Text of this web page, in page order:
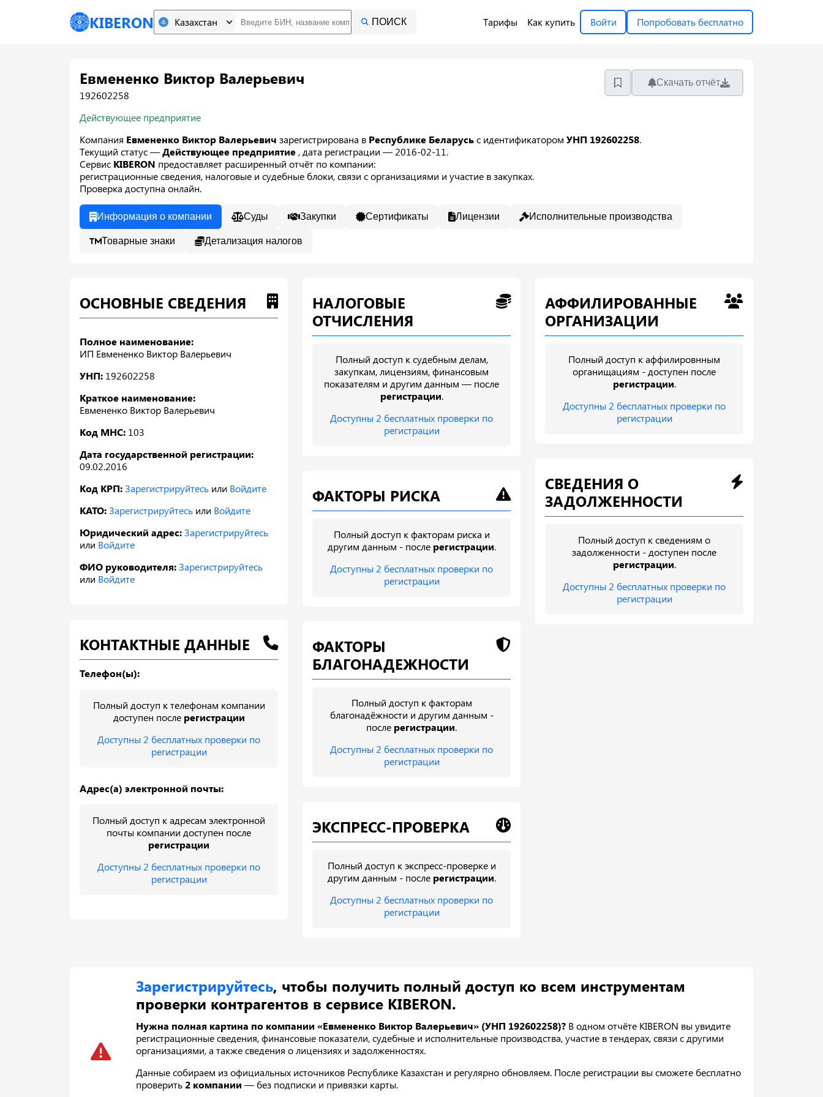
KIBERON Казахстан ПОИСК Тарифы Как купить Войти Попробовать бесплатно
Евмененко Виктор Валерьевич
192602258
Скачать отчёт
Действующее предприятие
Компания Евмененко Виктор Валерьевич зарегистрирована в Республике Беларусьс идентификатором УНП 192602258.
Текущий статус —Действующее предприятие , дата регистрации — 2016-02-11.
Сервис KIBERON предоставляет расширенный отчёт по компании:
регистрационные сведения, налоговые и судебные блоки, связи с организациями и участие в закупках.
Проверка доступна онлайн.
Информация о компании Суды Закупки Сертификаты Лицензии Исполнительные производства
Товарные знаки Детализация налогов
ОСНОВНЫЕ СВЕДЕНИЯ
Полное наименование:
ИП Евмененко Виктор Валерьевич
УНП: 192602258
Краткое наименование:
Евмененко Виктор Валерьевич
Код МНС: 103
Дата государственной регистрации:
09.02.2016
Код КРП:Зарегистрируйтесь или Войдите
КАТО:Зарегистрируйтесь или Войдите
Юридический адрес:Зарегистрируйтесь
или Войдите
ФИО руководителя:Зарегистрируйтесь
или Войдите
КОНТАКТНЫЕ ДАННЫЕ
Телефон(ы):
Полный доступ к телефонам компании
доступен после регистрации
Доступны 2 бесплатных проверки по
регистрации
Адрес(а) электронной почты:
Полный доступ к адресам электронной
почты компании доступен после
регистрации
Доступны 2 бесплатных проверки по
регистрации
НАЛОГОВЫЕ
ОТЧИСЛЕНИЯ
Полный доступ к судебным делам,
закупкам, лицензиям, финансовым
показателям и другим данным — после
регистрации.
Доступны 2 бесплатных проверки по
регистрации
ФАКТОРЫ РИСКА
Полный доступ к факторам риска и
другим данным - после регистрации.
Доступны 2 бесплатных проверки по
регистрации
ФАКТОРЫ
БЛАГОНАДЕЖНОСТИ
Полный доступ к факторам
благонадёжности и другим данным -
после регистрации.
Доступны 2 бесплатных проверки по
регистрации
ЭКСПРЕСС-ПРОВЕРКА
Полный доступ к экспресс-проверке и
другим данным - после регистрации.
Доступны 2 бесплатных проверки по
регистрации
АФФИЛИРОВАННЫЕ
ОРГАНИЗАЦИИ
Полный доступ к аффилировнным
органищациям - доступен после
регистрации.
Доступны 2 бесплатных проверки по
регистрации
СВЕДЕНИЯ О
ЗАДОЛЖЕННОСТИ
Полный доступ к сведениям о
задолженности - доступен после
регистрации.
Доступны 2 бесплатных проверки по
регистрации
Зарегистрируйтесь, чтобы получить полный доступ ко всем инструментам
проверки контрагентов в сервисе KIBERON.
Нужна полная картина по компании «Евмененко Виктор Валерьевич» (УНП 192602258)? В одном отчёте KIBERON вы увидите
регистрационные сведения, финансовые показатели, судебные и исполнительные производства, участие в тендерах, связи с другими
организациями, а также сведения о лицензиях и задолженностях.
Данные собираем из официальных источников Республике Казахстан и регулярно обновляем. После регистрации вы сможете бесплатно
проверить2 компании — без подписки и привязки карты.